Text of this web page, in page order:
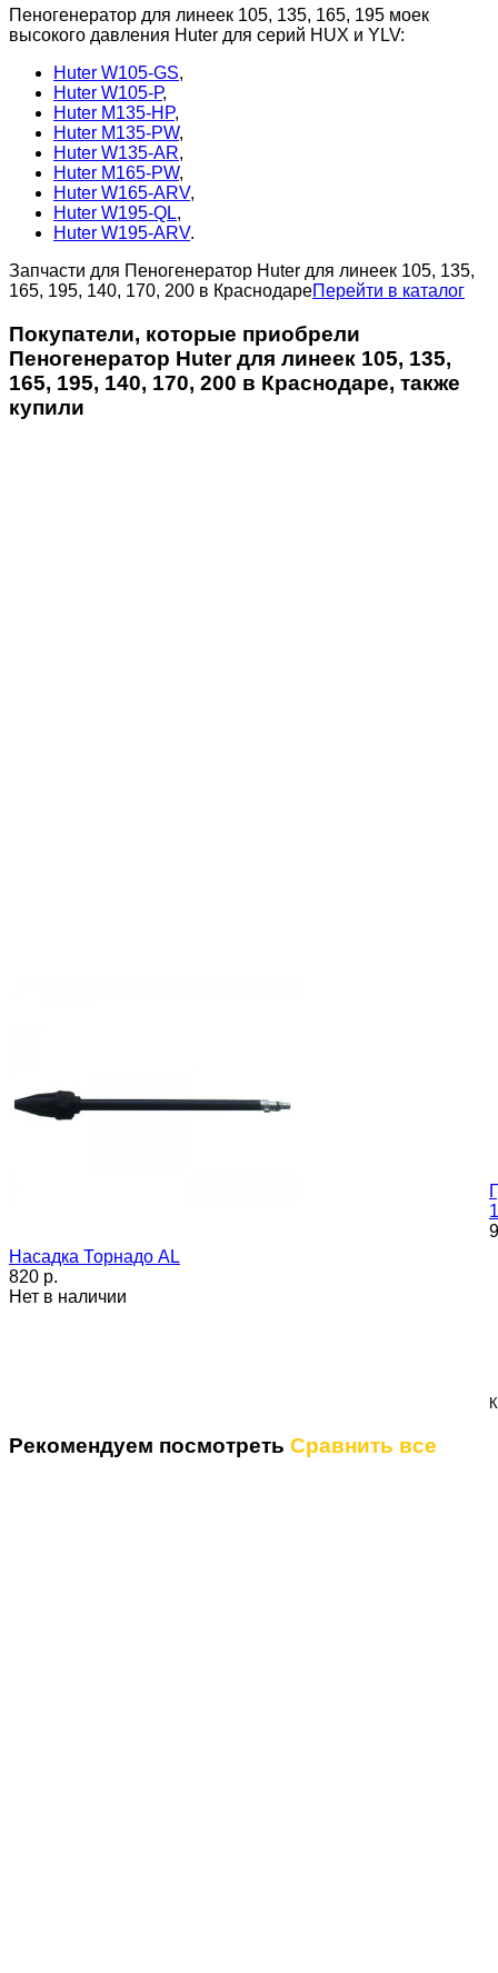
Пеногенератор для линеек 105, 135, 165, 195 моек
высокого давления Huter для серий HUX и YLV:
Huter W105-GS,
Huter W105-Р,
Huter M135-HP,
Huter M135-PW,
Huter W135-AR,
Huter M165-PW,
Huter W165-ARV,
Huter W195-QL,
Huter W195-ARV.
Запчасти для Пеногенератор Huter для линеек 105, 135,
165, 195, 140, 170, 200 в КраснодареПерейти в каталог
Покупатели, которые приобрели
Пеногенератор Huter для линеек 105, 135,
165, 195, 140, 170, 200 в Краснодаре, также
купили
Насадка Торнадо AL
820 p.
Нет в наличии
Рекомендуем посмотреть Сравнить все